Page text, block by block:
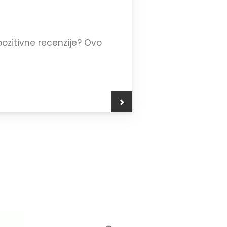
recenzije? Ovo